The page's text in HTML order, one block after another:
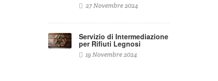
27 Novembre 2024
Servizio di Intermediazione
per Rifiuti Legnosi
19 Novembre 2024